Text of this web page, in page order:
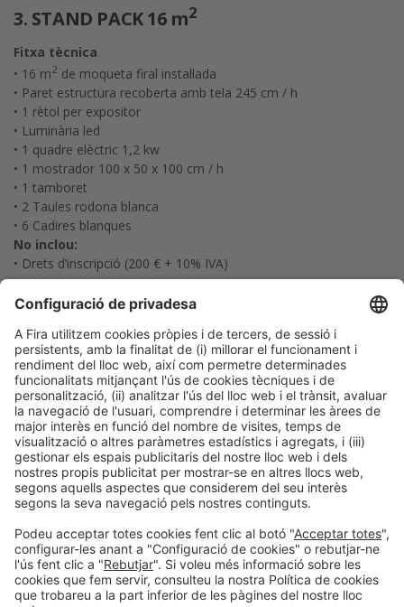
3. STAND PACK 16 m2
Fitxa tècnica
• 16 m2 de moqueta firal instal·lada
• Paret estructura recoberta amb tela 245 cm / h
• 1 rètol per expositor
• Luminària led
• 1 quadre elèctric 1,2 kw
• 1 mostrador 100 x 50 x 100 cm / h
• 1 tamboret
• 2 Taules rodona blanca
• 6 Cadires blanques
No inclou:
• Drets d’inscripció (200 € + 10% IVA)
Preu Pack 16 m23.950 €
10% IVA no inclòs
Possibilitat de
personalitzar el teu
stand amb una
lona
1 Lona 400 x 249 cm912 €
2 Lones 400 x 249 cm
1.613,54 €